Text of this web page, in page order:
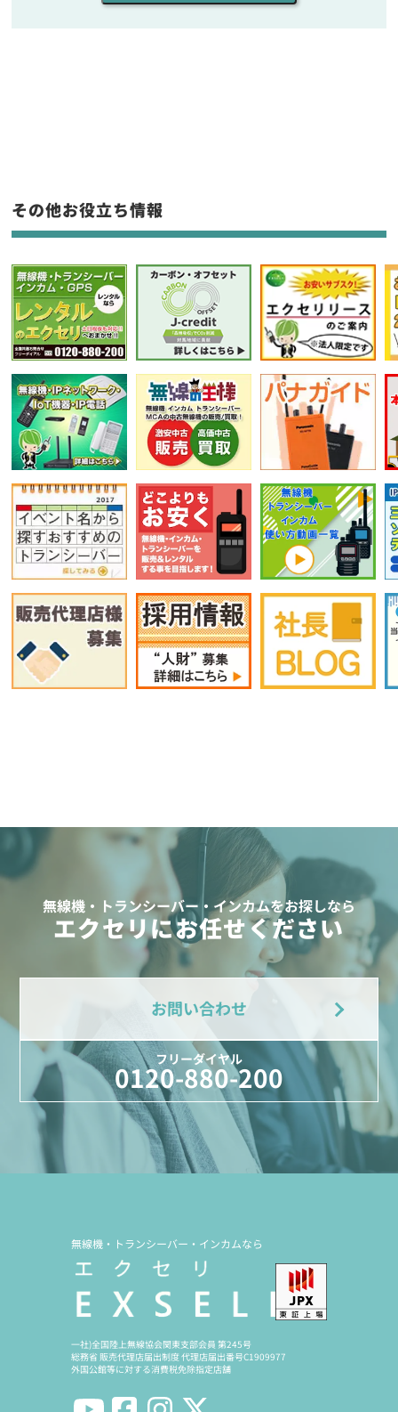
フリーワード入力(製品名等)
選択条件をリセット
その他お役立ち情報
無線機・トランシーバー・インカムをお探しなら
エクセリにお任せください
お問い合わせ
フリーダイヤル
0120-880-200
無線機・トランシーバー・インカムなら
一社)全国陸上無線協会関東支部会員 第245号
総務省 販売代理店届出制度 代理店届出番号C1909977
外国公館等に対する消費税免除指定店舗